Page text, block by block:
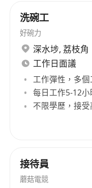
洗碗工
好碗力
深水埗, 荔枝角
工作日面議
工作彈性，多
每日工作5-12
不限學歷，接
接待員
蘑菇電競